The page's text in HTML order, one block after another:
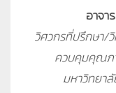
อาจา
วิศวกรที่ปรึกษา/
ควบคุมคุณภ
มหาวิทยาลั